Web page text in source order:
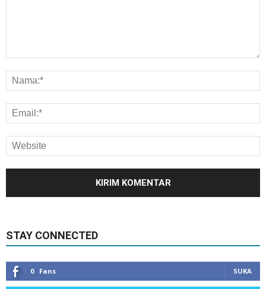
STAY CONNECTED
0 Fans SUKA